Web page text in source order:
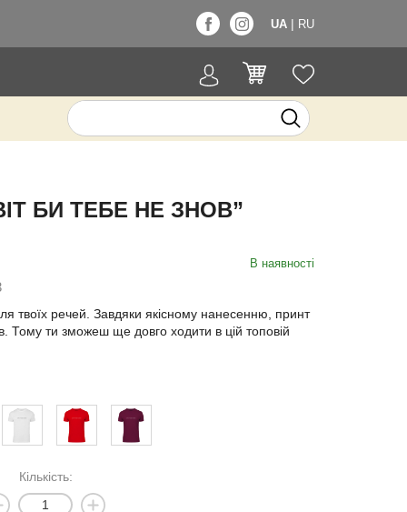
UA | RU
БИ ТЕБЕ НЕ ЗНОВ”
В наявності
твоїх речей. Завдяки якісному нанесенню, принт
Тому ти зможеш ще довго ходити в цій топовій
Кількість: